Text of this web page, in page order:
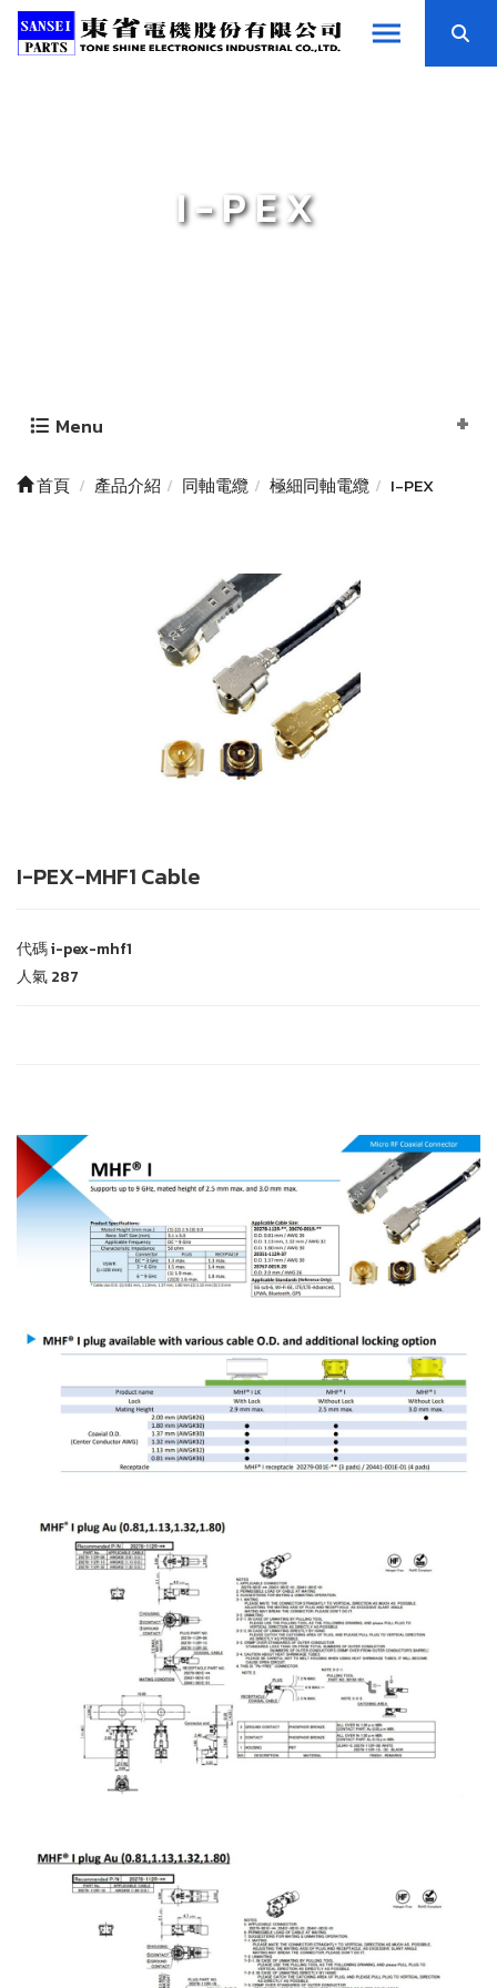
I-PEX
Menu
首頁 產品介紹 同軸電纜 極細同軸電纜 I-PEX
I-PEX-MHF1 Cable
代碼i-pex-mhf1
人氣287